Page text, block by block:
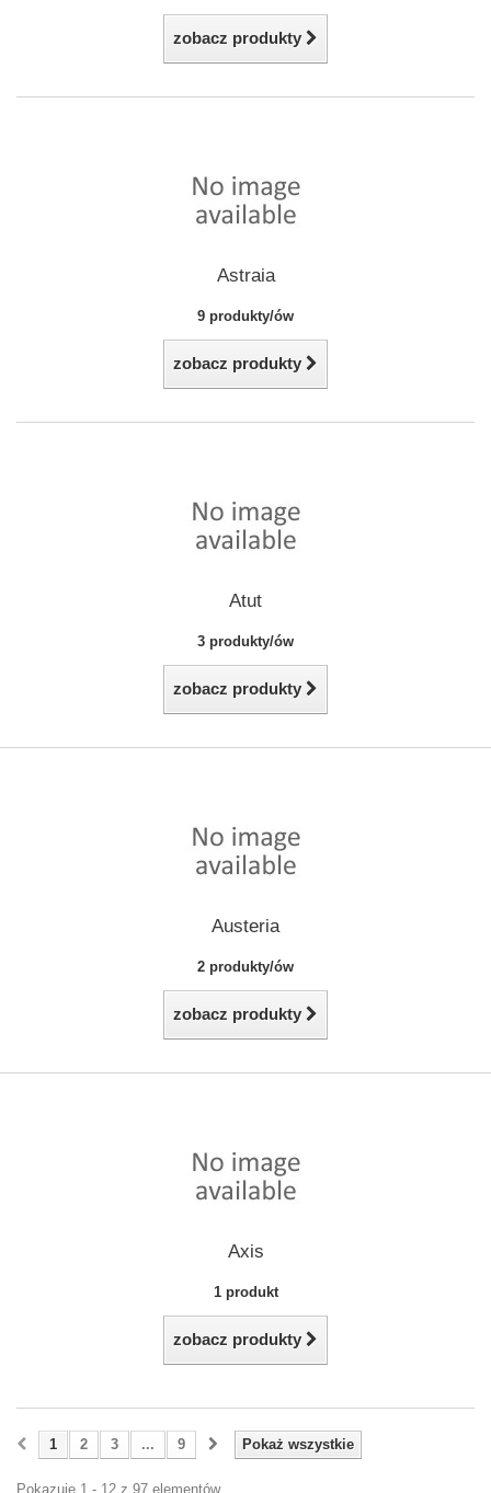
zobacz produkty
Astraia
9 produkty/ów
zobacz produkty
Atut
3 produkty/ów
zobacz produkty
Austeria
2 produkty/ów
zobacz produkty
Axis
1 produkt
zobacz produkty
Pokaż wszystkie
1 2 3 ... 9
Pokazuje 1 - 12 z 97 elementów